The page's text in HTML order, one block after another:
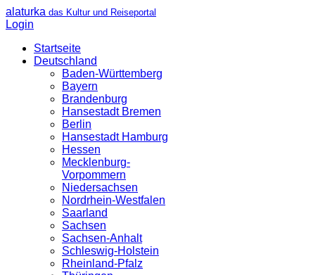
alaturka das Kultur und Reiseportal
Login
Startseite
Deutschland
Baden-Württemberg
Bayern
Brandenburg
Hansestadt Bremen
Berlin
Hansestadt Hamburg
Hessen
Mecklenburg-
Vorpommern
Niedersachsen
Nordrhein-Westfalen
Saarland
Sachsen
Sachsen-Anhalt
Schleswig-Holstein
Rheinland-Pfalz